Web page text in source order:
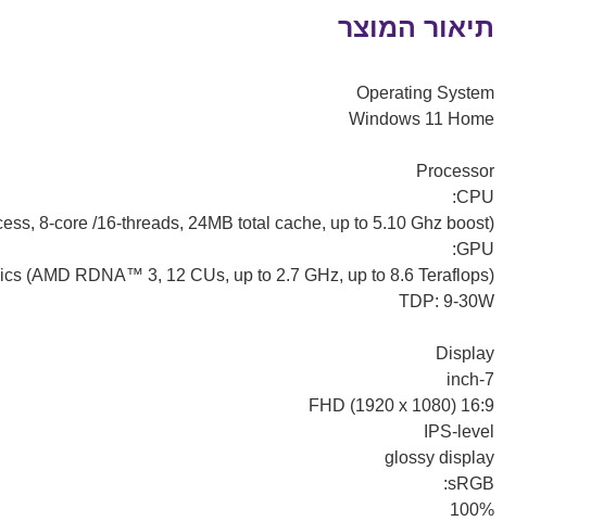
תיאור המוצר
Operating System
Windows 11 Home
Processor
CPU:
8-core /16-threads, 24MB total cache, up to 5.10 Ghz boost)
GPU:
(AMD RDNA™ 3, 12 CUs, up to 2.7 GHz, up to 8.6 Teraflops)
TDP: 9-30W
Display
7-inch
FHD (1920 x 1080) 16:9
IPS-level
glossy display
sRGB:
100%